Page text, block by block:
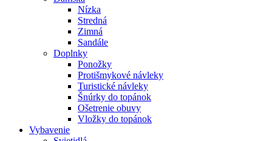
Nízka
Stredná
Zimná
Sandále
Doplnky
Ponožky
Protišmykové návleky
Turistické návleky
Šnúrky do topánok
Ošetrenie obuvy
Vložky do topánok
Vybavenie